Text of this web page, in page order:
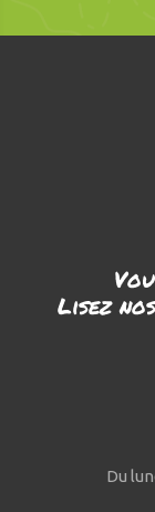
Lisez
Du